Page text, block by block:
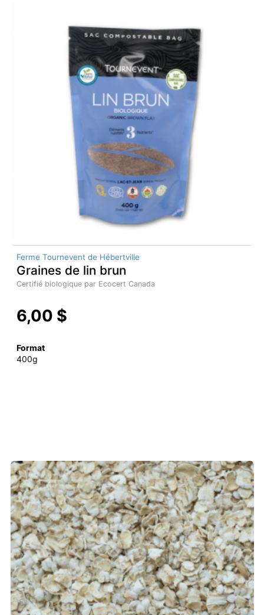
Ferme Tournevent de Hébertville
Graines de lin brun
Certifié biologique par Ecocert Canada
6,00 $
Format
400g